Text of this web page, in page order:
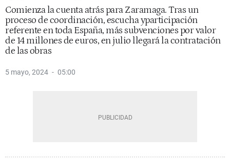
Comienza la cuenta atrás para Zaramaga. Tras un
proceso de coordinación, escucha yparticipación
referente en toda España, más subvenciones por valor
de 14 millones de euros, en julio llegará la contratación
de las obras
5 mayo, 2024 05:00